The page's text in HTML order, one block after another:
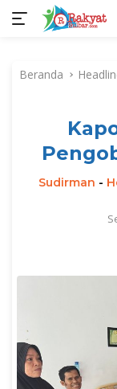
kontenBeranda
Sudirman -